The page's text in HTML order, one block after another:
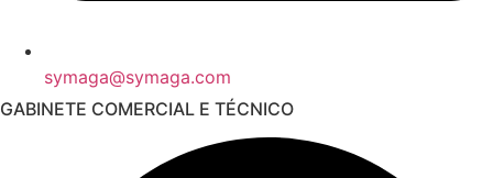
symaga@symaga.com
GABINETE COMERCIAL E TÉCNICO